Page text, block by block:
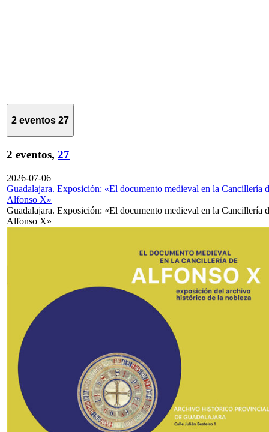
2 eventos 27
2 eventos, 27
2026-07-06
Guadalajara. Exposición: «El documento medieval en la Cancillería
Alfonso X»
Guadalajara. Exposición: «El documento medieval en la Cancillería
Alfonso X»